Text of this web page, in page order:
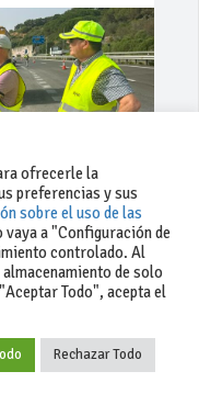
0 0
en la
ofrecerle la
preferencias y sus
sobre el uso de las
a "Configuración de
controlado. Al
de solo
Todo", acepta el
Rechazar Todo